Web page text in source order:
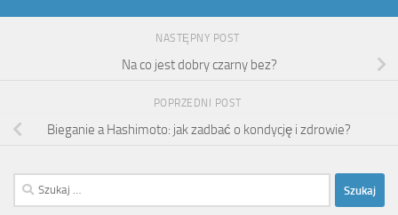
NASTĘPNY POST
Na co jest dobry czarny bez?
POPRZEDNI POST
Bieganie a Hashimoto: jak zadbać o kondycję i zdrowie?
Szukaj: